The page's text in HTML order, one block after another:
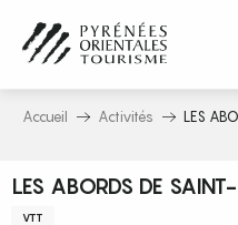
contenu
principal
Accueil Activités LES
LES ABORDS DE
VTT